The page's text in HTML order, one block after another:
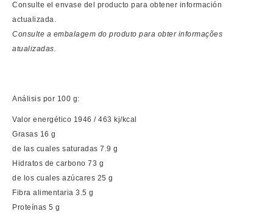
Consulte el envase del producto para obtener información
actualizada.
Consulte a embalagem do produto para obter informações
atualizadas.
Análisis por 100 g:
Valor energético 1946 / 463 kj/kcal
Grasas 16 g
de las cuales saturadas 7.9 g
Hidratos de carbono 73 g
de los cuales azúcares 25 g
Fibra alimentaria 3.5 g
Proteínas 5 g